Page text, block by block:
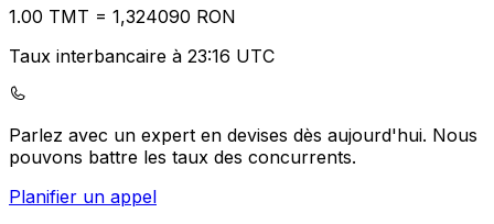
1.00 TMT = 1,324090 RON
Taux interbancaire à 23:16 UTC
Parlez avec un expert en devises dès aujourd'hui. Nous
pouvons battre les taux des concurrents.
Planifier un appel